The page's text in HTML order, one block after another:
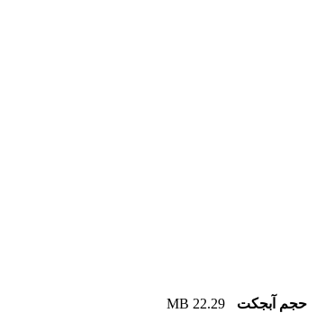
حجم آبجکت 22.29 MB